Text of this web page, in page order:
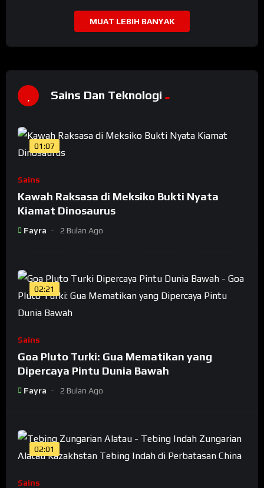
MUAT LEBIH BANYAK
Sains Dan Teknologi
01:07
Sains
Kawah Raksasa di Meksiko Bukti Nyata
Kiamat Dinosaurus
Fayra 2 Bulan Ago
02:21
Sains
Goa Pluto Turki: Gua Mematikan yang
Dipercaya Pintu Dunia Bawah
Fayra 2 Bulan Ago
02:01
Sains